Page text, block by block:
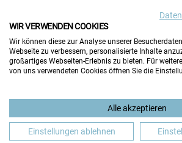
BERUFLICHE ORIENTIERUNG
WIR VERWENDEN COOKIES
Wir können diese zur Analyse unserer
Webseite zu verbessern, personalisierte Inhalte
großartiges Webseiten-Erlebnis zu bieten. Für
von uns verwendeten Cookies öffnen Sie die
Alle akzeptieren
Einstellungen ablehnen